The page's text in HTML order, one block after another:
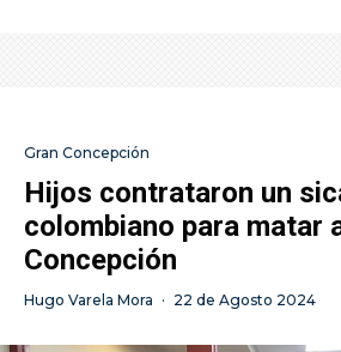
Gran Concepción
Hijos contrataron un
colombiano para matar
Concepción
Hugo Varela Mora · 22 de Agosto 2024